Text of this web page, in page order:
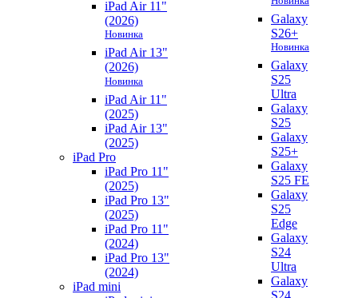
iPad Air 11"
(2026)
Новинка
iPad Air 13"
(2026)
Новинка
iPad Air 11"
(2025)
iPad Air 13"
(2025)
iPad Pro
iPad Pro 11"
(2025)
iPad Pro 13"
(2025)
iPad Pro 11"
(2024)
iPad Pro 13"
(2024)
iPad mini
Galaxy
S26+
Новинка
Galaxy
S25
Ultra
Galaxy
S25
Galaxy
S25+
Galaxy
S25 FE
Galaxy
S25
Edge
Galaxy
S24
Ultra
Galaxy
S24